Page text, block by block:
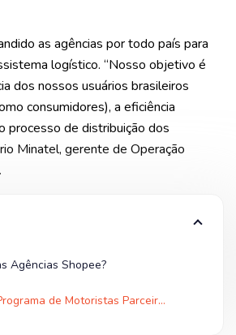
as agências por todo país para
logístico. “Nosso objetivo é
dos nossos usuários brasileiros
consumidores), a eficiência
processo de distribuição dos
Minatel, gerente de Operação
Agências Shopee?
Como funciona o Programa de Motoristas Parceiros?